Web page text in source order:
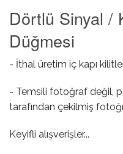
Dörtlü Sinyal /
Düğmesi
- İthal üretim iç kapı
- Temsili fotoğraf değil,
tarafından çekilmiş
Keyifli alışverişler...